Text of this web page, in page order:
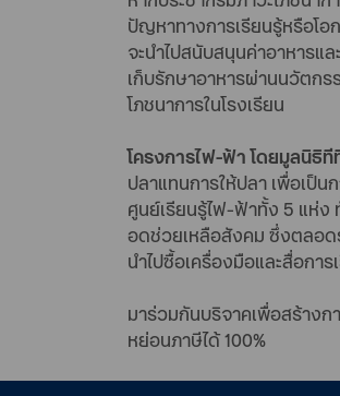
ปัญหาทางการเรียนรู้หรือโ
จะนำไปสนับสนุนค่าอาหารแ
เก็บรักษาอาหารผ่านนวัตกร
โภชนาการในโรงเรียน
โครงการไฟ-ฟ้า โดยมูลนิธิที
ปลาแทนการให้ปลา เพื่อเป็
ศูนย์เรียนรู้ไฟ-ฟ้าทั้ง 5 แห่ง
อดช่วยเหลือสังคม ซึ่งตลอดร
นำไปซื้อเครื่องมือและสื่อกา
มาร่วมกันบริจาคเพื่อสร้างก
หย่อนภาษีได้ 100%